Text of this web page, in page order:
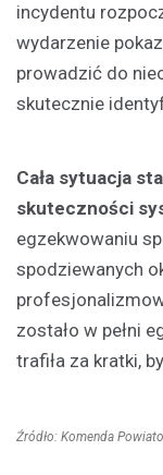
incydentu
wydarzenie
prowadzić do
skutecznie
Cała sytuacja
skuteczności
egzekwowaniu
spodziewanych
zostało w pełni
trafiła za kratki,
Źródło: Komenda